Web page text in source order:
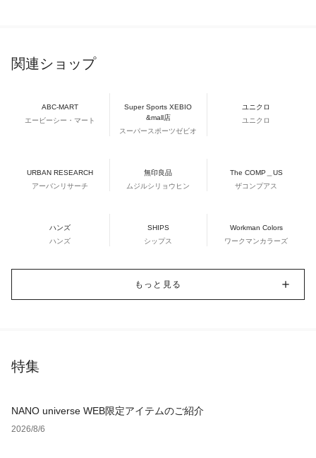
関連ショップ
ABC-MART
エービーシー・マート
Super Sports XEBIO
&mall店
スーパースポーツゼビオ
ユニクロ
ユニクロ
URBAN RESEARCH
アーバンリサーチ
無印良品
ムジルシリョウヒン
The COMP＿US
ザコンプアス
ハンズ
ハンズ
SHIPS
シップス
Workman Colors
ワークマンカラーズ
もっと見る
特集
NANO universe WEB限定アイテムのご紹介
2026/8/6